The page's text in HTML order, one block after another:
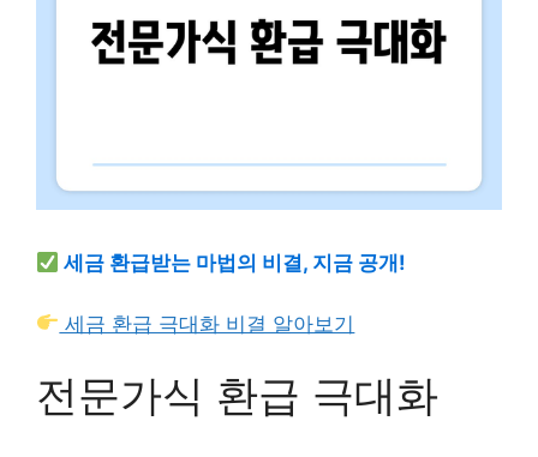
세금 환급받는 마법의 비결, 지금 공개!
세금 환급 극대화 비결 알아보기
전문가식 환급 극대화